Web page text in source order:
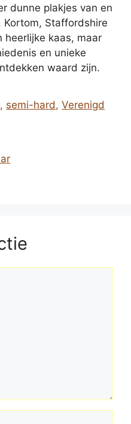
dunne plakjes van en
Staffordshire
heerlijke kaas, maar
en unieke
waard zijn.
, semi-hard,Verenigd